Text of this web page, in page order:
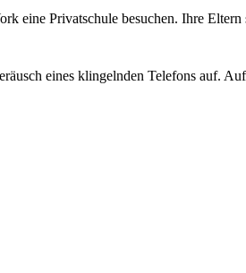
Privatschule besuchen. Ihre
eines klingelnden Telefons auf.